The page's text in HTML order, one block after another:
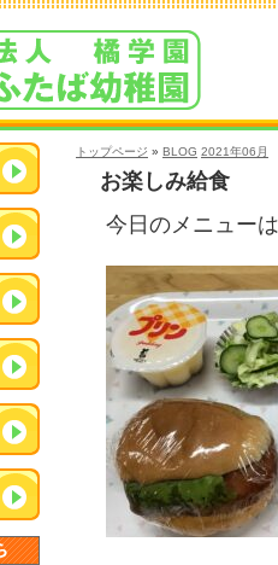
トップページ » BLOG 2021年06月
お楽しみ給食
今日のメニューは